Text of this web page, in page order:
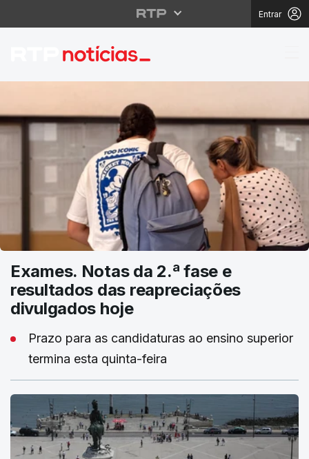
Entrar
RTP Notícias
Exames. Notas da 2.ª fase e
resultados das reapreciações
divulgados hoje
Prazo para as candidaturas ao ensino superior
termina esta quinta-feira